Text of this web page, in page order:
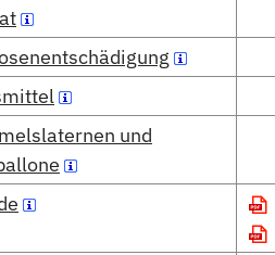
und